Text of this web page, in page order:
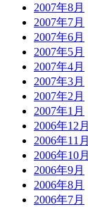
2007年8月
2007年7月
2007年6月
2007年5月
2007年4月
2007年3月
2007年2月
2007年1月
2006年12月
2006年11月
2006年10月
2006年9月
2006年8月
2006年7月